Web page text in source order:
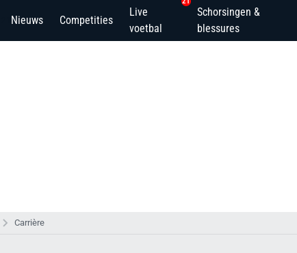
Nieuws Competities
Live
voetbal
Schorsingen &
blessures
Carrière